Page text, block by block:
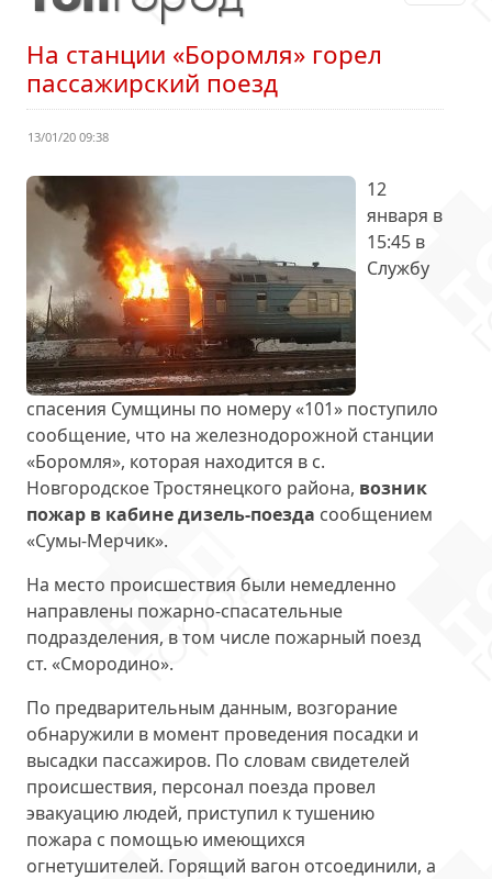
На станции «Боромля» горел
пассажирский поезд
13/01/20 09:38
12
января в
15:45 в
Службу
спасения Сумщины по номеру «101» поступило
сообщение, что на железнодорожной станции
«Боромля», которая находится в с.
Новгородское Тростянецкого района, возник
пожар в кабине дизель-поезда сообщением
«Сумы-Мерчик».
На место происшествия были немедленно
направлены пожарно-спасательные
подразделения, в том числе пожарный поезд
ст. «Смородино».
По предварительным данным, возгорание
обнаружили в момент проведения посадки и
высадки пассажиров. По словам свидетелей
происшествия, персонал поезда провел
эвакуацию людей, приступил к тушению
пожара с помощью имеющихся
огнетушителей. Горящий вагон отсоединили, а